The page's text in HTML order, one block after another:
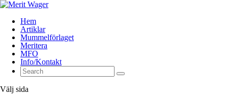
Hem
Artiklar
Mummelförlaget
Meritera
MFO
Info/Kontakt
Välj sida